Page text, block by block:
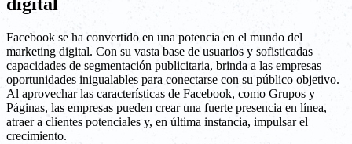
digital
Facebook se ha convertido en una potencia en el mundo del
marketing digital. Con su vasta base de usuarios y sofisticadas
capacidades de segmentación publicitaria, brinda a las empresas
oportunidades inigualables para conectarse con su público objetivo.
Al aprovechar las características de Facebook, como Grupos y
Páginas, las empresas pueden crear una fuerte presencia en línea,
atraer a clientes potenciales y, en última instancia, impulsar el
crecimiento.